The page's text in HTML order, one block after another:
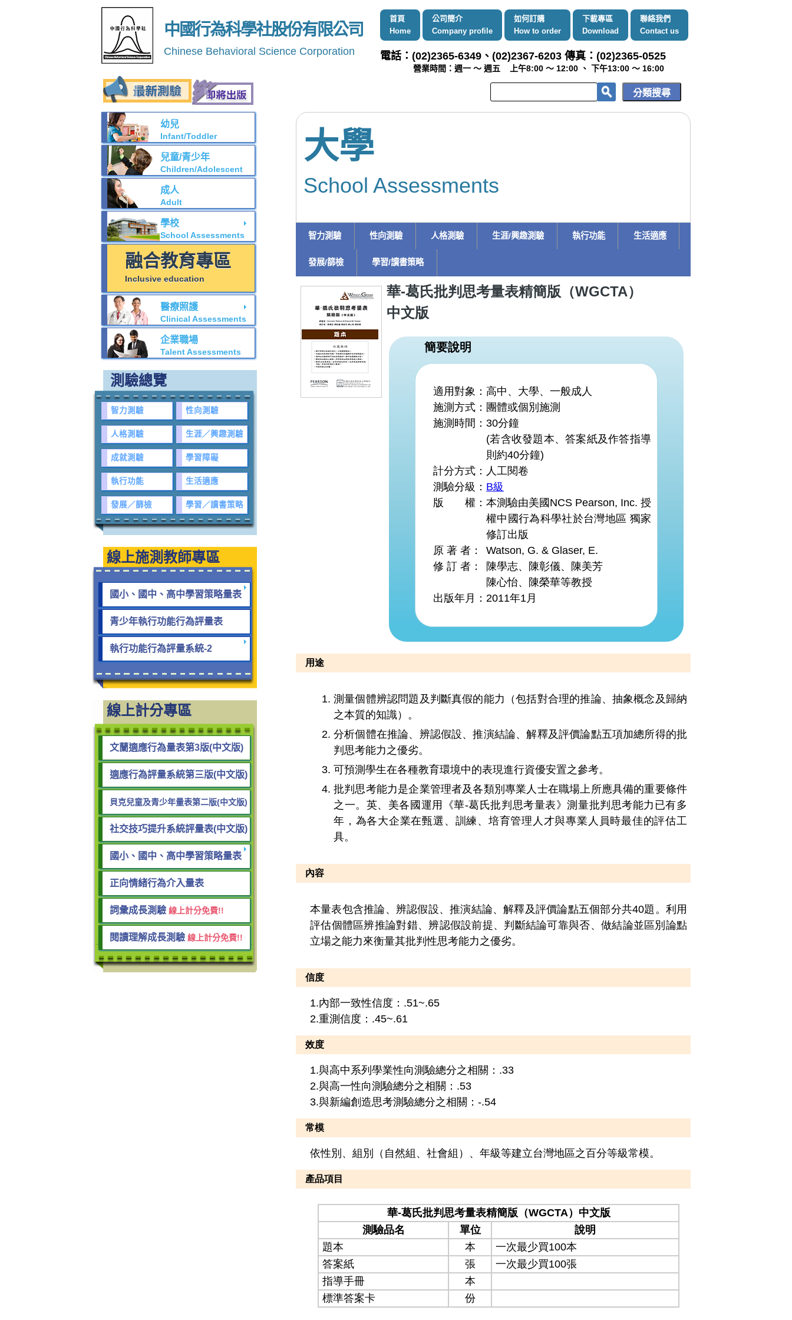
中國行為科學社股份有限公司
Chinese Behavioral Science Corporation
首頁
Home
公司簡介
Company profile
如何訂購
How to order
下載專區
Download
聯絡我們
Contact us
電話：(02)2365-6349、(02)2367-6203 傳真：(02)2365-0525
營業時間：週一 ～ 週五 上午8:00 ～ 12:00 、 下午13:00 ～ 16:00
大學
School Assessments
智力測驗 性向測驗 人格測驗 生涯/興趣測驗 執行功能 生活適應
發展/篩檢 學習/讀書策略
幼兒
Infant/Toddler
兒童/青少年
Children/Adolescent
成人
Adult
學校
School Assessments
融合教育專區
Inclusive education
醫療照護
Clinical Assessments
企業職場
Talent Assessments
測驗總覽
智力測驗 性向測驗
人格測驗 生涯／興趣測驗
成就測驗 學習障礙
執行功能 生活適應
發展／篩檢 學習／讀書策略
線上施測教師專區
國小、國中、高中學習策略量表
青少年執行功能行為評量表
執行功能行為評量系統-2
線上計分專區
文蘭適應行為量表第3版(中文版)
適應行為評量系統第三版(中文版)
貝克兒童及青少年量表第二版(中文版)
社交技巧提升系統評量表(中文版)
國小、國中、高中學習策略量表
正向情緒行為介入量表
詞彙成長測驗 線上計分免費!!
閱讀理解成長測驗 線上計分免費!!